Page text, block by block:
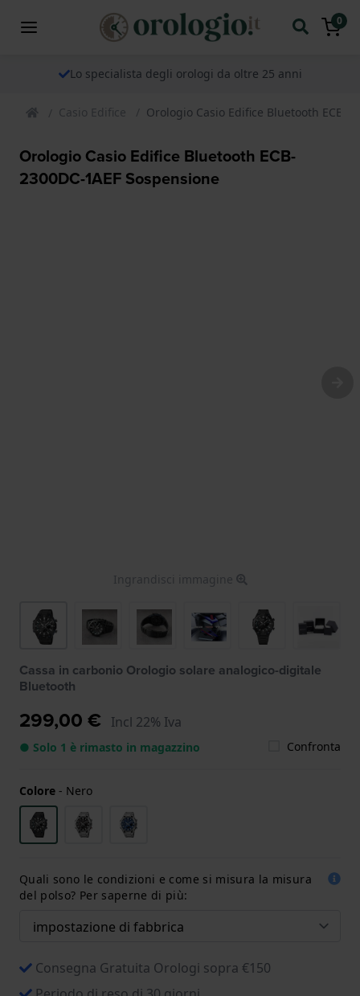
0
Lo specialista degli orologi da oltre 25 anni
Casio Edifice Orologio Casio Edifice Bluetooth ECB-
Orologio Casio Edifice Bluetooth ECB-
2300DC-1AEF Sospensione
Ingrandisci immagine
Cassa in carbonio Orologio solare analogico-digitale
Bluetooth
299,00 € Incl 22% Iva
● Solo 1 è rimasto in magazzino Confronta
Colore - Nero
Quali sono le condizioni e come si misura la misura
del polso? Per saperne di più:
Consegna Gratuita Orologi sopra €150